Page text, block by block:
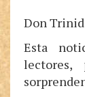
Don
Esta